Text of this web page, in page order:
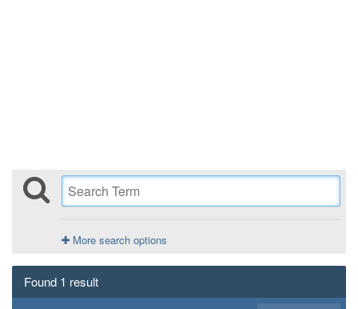
More search options
Found 1 result